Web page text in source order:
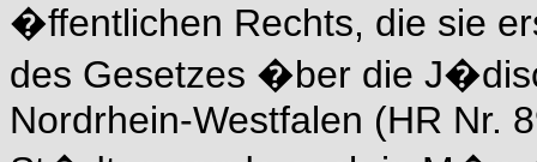
�ffentlichen Rechts, die sie
des Gesetzes �ber die
Nordrhein-Westfalen (HR Nr.